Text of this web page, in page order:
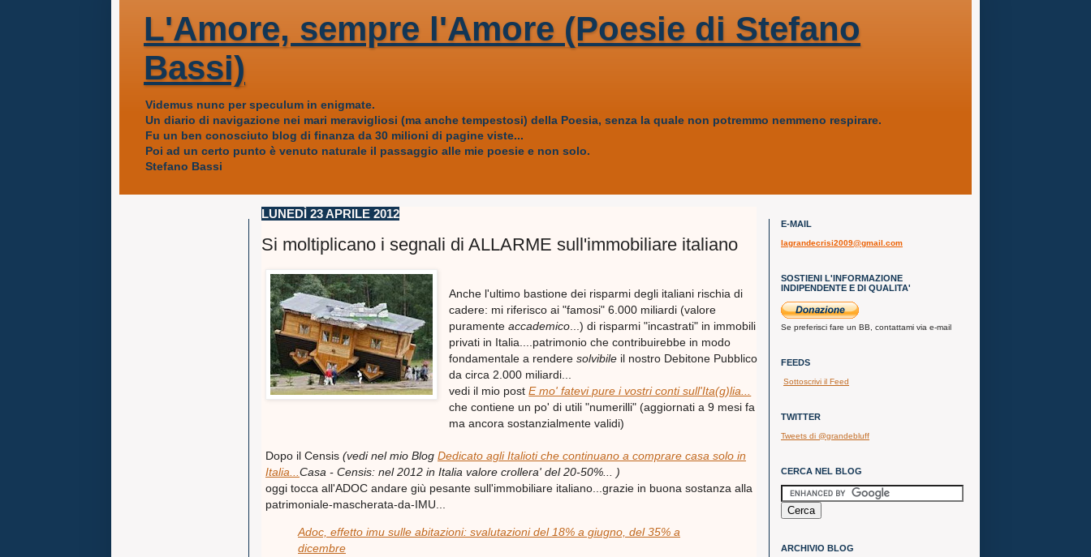
L'Amore, sempre l'Amore (Poesie di Stefano
Bassi)
Videmus nunc per speculum in enigmate.
Un diario di navigazione nei mari meravigliosi (ma anche tempestosi) della Poesia, senza la quale non potremmo nemmeno respirare.
Fu un ben conosciuto blog di finanza da 30 milioni di pagine viste...
Poi ad un certo punto è venuto naturale il passaggio alle mie poesie e non solo.
Stefano Bassi
LUNEDÌ 23 APRILE 2012
Si moltiplicano i segnali di ALLARME sull'immobiliare italiano
Anche l'ultimo bastione dei risparmi degli italiani rischia di
cadere: mi riferisco ai "famosi" 6.000 miliardi (valore
puramenteaccademico ...) di risparmi "incastrati" in immobili
privati in Italia....patrimonio che contribuirebbe in modo
fondamentale a renderesolvibile il nostro Debitone Pubblico
da circa 2.000 miliardi...
vedi il mio postE mo' fatevi pure i vostri conti sull'Ita(g)lia...
che contiene un po' di utili "numerilli" (aggiornati a 9 mesi fa
ma ancora sostanzialmente validi)
Dopo il Censis (vedi nel mio Blog Dedicato agli Italioti che continuano a comprare casa solo in
Italia... Casa - Censis: nel 2012 in Italia valore crollera' del 20-50%... )
oggi tocca all'ADOC andare giù pesante sull'immobiliare italiano...grazie in buona sostanza alla
patrimoniale-mascherata-da-IMU...
Adoc, effetto imu sulle abitazioni: svalutazioni del 18% a giugno, del 35% a
dicembre
E-MAIL
lagrandecrisi2009@gmail.com
SOSTIENI L'INFORMAZIONE
INDIPENDENTE E DI QUALITA'
Se preferisci fare un BB, contattami via e-mail
FEEDS
Sottoscrivi il Feed
TWITTER
Tweets di @grandebluff
CERCA NEL BLOG
ARCHIVIO BLOG